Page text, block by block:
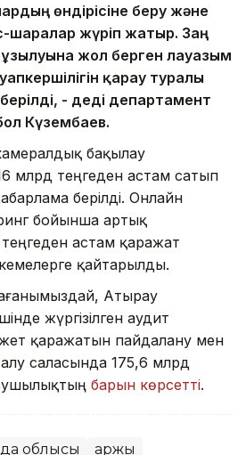
өндірісіне беру және
шаралар жүріп жатыр. Заң
жол берген лауазым
қарау туралы
- деді департамент
Күзембаев.
бақылау
млрд теңгеден астам сатып
берілді. Онлайн
бойынша артық
астам қаражат
қайтарылды.
Атырау
жүргізілген аудит
қаражатын пайдалану мен
саласында 175,6 млрд
барын көрсетті.
облысы Қаржы